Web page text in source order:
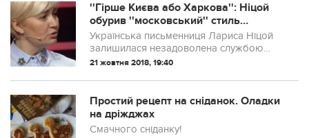
''Гірше Києва або Харкова'': Ніцой
обурив ''московський'' стиль
спілкування на Буковині
Українська письменниця Лариса Ніцой
залишилася незадоволена службою
таксі в Чернівцях, яка спілкувалася з нею
21 жовтня 2018, 19:40
Простий рецепт на сніданок. Оладки
на дріжджах
Смачного сніданку!